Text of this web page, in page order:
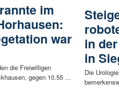
im
war
die Freiwilligen
gegen 10.55 ...
in
in
Die